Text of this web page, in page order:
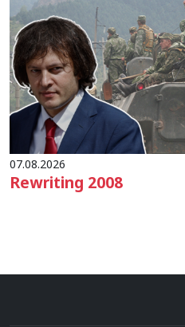
07.08.2026
Rewriting 2008